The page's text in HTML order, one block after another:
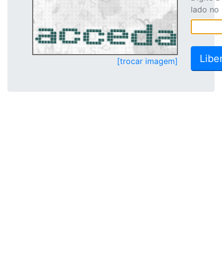
[trocar imagem]
lado no